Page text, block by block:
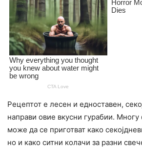
Рецептот е лесен и едноставен,
направи овие вкусни гурабии. Многу
може да се приготват како
но и како ситни колачи за разни